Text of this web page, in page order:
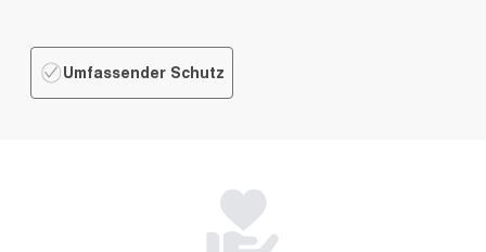
Umfassender Schutz